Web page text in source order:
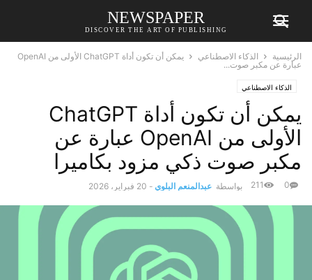
NEWSPAPER
DISCOVER THE ART OF PUBLISHING
الرئيسية الذكاء الاصطناعي
يمكن أن تكون أداة ChatGPT الأولى من OpenAI
عبارة عن مكبر صوت...
الذكاء الاصطناعي
يمكن أن تكون أداة ChatGPT
الأولى من OpenAI عبارة عن
مكبر صوت ذكي مزود بكاميرا
بواسطة عبدالمنعم البلوي - 20 فبراير، 2026 0
211